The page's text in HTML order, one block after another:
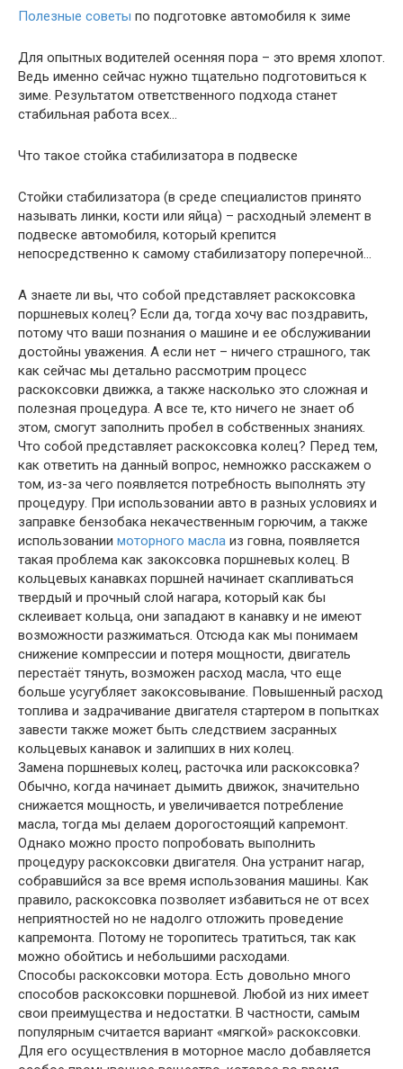
Полезные советы по подготовке автомобиля к зиме
Для опытных водителей осенняя пора – это время хлопот.
Ведь именно сейчас нужно тщательно подготовиться к
зиме. Результатом ответственного подхода станет
стабильная работа всех...
Что такое стойка стабилизатора в подвеске
Стойки стабилизатора (в среде специалистов принято
называть линки, кости или яйца) – расходный элемент в
подвеске автомобиля, который крепится
непосредственно к самому стабилизатору поперечной...
А знаете ли вы, что собой представляет раскоксовка
поршневых колец? Если да, тогда хочу вас поздравить,
потому что ваши познания о машине и ее обслуживании
достойны уважения. А если нет – ничего страшного, так
как сейчас мы детально рассмотрим процесс
раскоксовки движка, а также насколько это сложная и
полезная процедура. А все те, кто ничего не знает об
этом, смогут заполнить пробел в собственных знаниях.
Что собой представляет раскоксовка колец? Перед тем,
как ответить на данный вопрос, немножко расскажем о
том, из-за чего появляется потребность выполнять эту
процедуру. При использовании авто в разных условиях и
заправке бензобака некачественным горючим, а также
использовании моторного масла из говна, появляется
такая проблема как закоксовка поршневых колец. В
кольцевых канавках поршней начинает скапливаться
твердый и прочный слой нагара, который как бы
склеивает кольца, они западают в канавку и не имеют
возможности разжиматься. Отсюда как мы понимаем
снижение компрессии и потеря мощности, двигатель
перестаёт тянуть, возможен расход масла, что еще
больше усугубляет закоксовывание. Повышенный расход
топлива и задрачивание двигателя стартером в попытках
завести также может быть следствием засранных
кольцевых канавок и залипших в них колец.
Замена поршневых колец, расточка или раскоксовка?
Обычно, когда начинает дымить движок, значительно
снижается мощность, и увеличивается потребление
масла, тогда мы делаем дорогостоящий капремонт.
Однако можно просто попробовать выполнить
процедуру раскоксовки двигателя. Она устранит нагар,
собравшийся за все время использования машины. Как
правило, раскоксовка позволяет избавиться не от всех
неприятностей но не надолго отложить проведение
капремонта. Потому не торопитесь тратиться, так как
можно обойтись и небольшими расходами.
Способы раскоксовки мотора. Есть довольно много
способов раскоксовки поршневой. Любой из них имеет
свои преимущества и недостатки. В частности, самым
популярным считается вариант «мягкой» раскоксовки.
Для его осуществления в моторное масло добавляется